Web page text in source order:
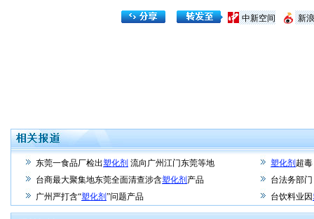
新
中新空间
东莞一食品厂检出塑化剂 流向广州江门东莞等地 塑化剂 超
台商最大聚集地东莞全面清查涉含塑化剂 产品
台法务部
广州严打含“塑化剂 ”问题产品 台饮料业因